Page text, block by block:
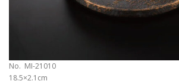
No. MI-21010
18.5×2.1cm